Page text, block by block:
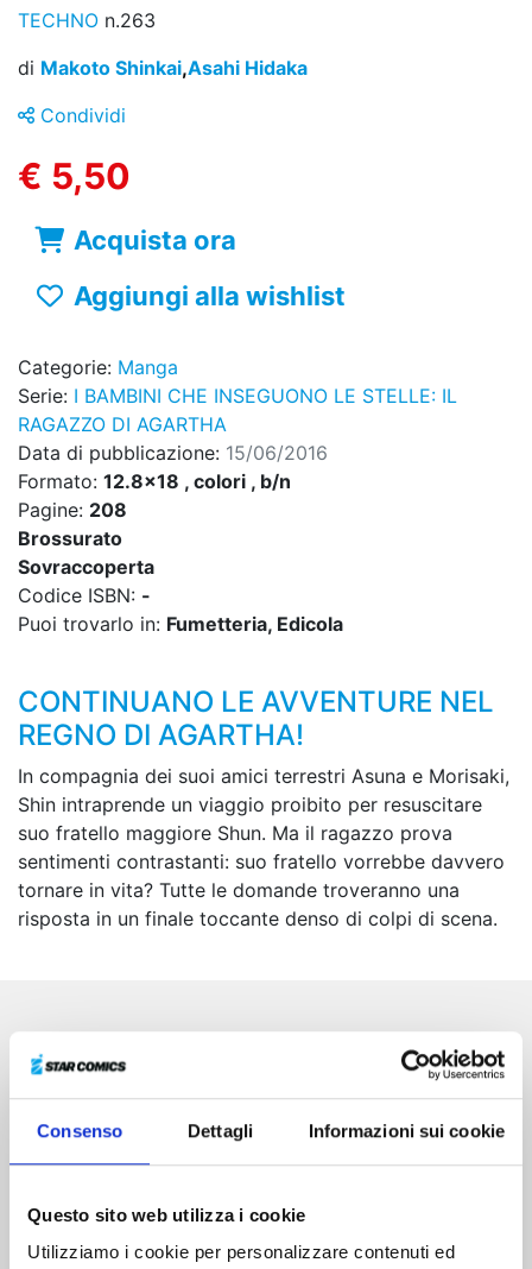
Consenso Dettagli Informazioni sui cookie
Questo sito web utilizza i cookie
Utilizziamo i cookie per personalizzare contenuti ed
TECHNO n.263
di Makoto Shinkai,Asahi Hidaka
Condividi
€ 5,50
Acquista ora
Aggiungi alla wishlist
Categorie: Manga
Serie: I BAMBINI CHE INSEGUONO LE STELLE: IL
RAGAZZO DI AGARTHA
Data di pubblicazione: 15/06/2016
Formato: 12.8x18 , colori , b/n
Pagine: 208
Brossurato
Sovraccoperta
Codice ISBN: -
Puoi trovarlo in: Fumetteria, Edicola
CONTINUANO LE AVVENTURE NEL
REGNO DI AGARTHA!
In compagnia dei suoi amici terrestri Asuna e Morisaki,
Shin intraprende un viaggio proibito per resuscitare
suo fratello maggiore Shun. Ma il ragazzo prova
sentimenti contrastanti: suo fratello vorrebbe davvero
tornare in vita? Tutte le domande troveranno una
risposta in un finale toccante denso di colpi di scena.
Altri volumi della serie